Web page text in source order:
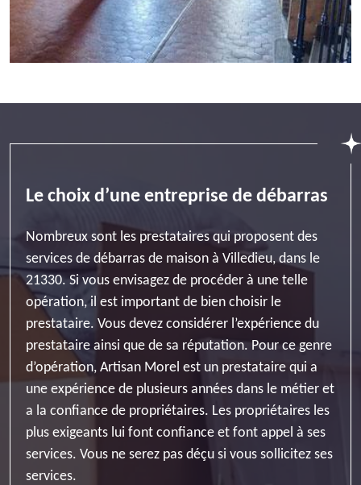
Le choix d’une entreprise de débarras
Nombreux sont les prestataires qui proposent des
services de débarras de maison à Villedieu, dans le
21330. Si vous envisagez de procéder à une telle
opération, il est important de bien choisir le
prestataire. Vous devez considérer l’expérience du
prestataire ainsi que de sa réputation. Pour ce genre
d’opération, Artisan Morel est un prestataire qui a
une expérience de plusieurs années dans le métier et
a la confiance de propriétaires. Les propriétaires les
plus exigeants lui font confiance et font appel à ses
services. Vous ne serez pas déçu si vous sollicitez ses
services.